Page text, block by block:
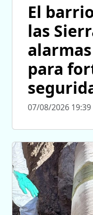
El
las
para
07/08/2026 19:39